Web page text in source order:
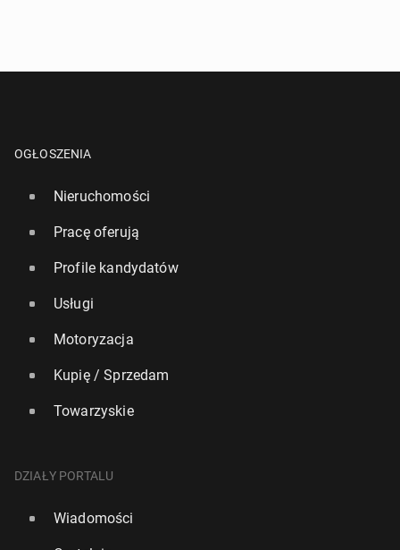
OGŁOSZENIA
Nieruchomości
Pracę oferują
Profile kandydatów
Usługi
Motoryzacja
Kupię / Sprzedam
Towarzyskie
DZIAŁY PORTALU
Wiadomości